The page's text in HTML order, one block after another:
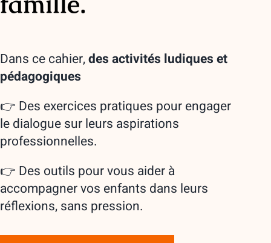
Dans ce cahier,desactivités ludiques et
pédagogiques
👉 Des exercices pratiques pour engager
le dialogue sur leurs aspirations
professionnelles.
👉 Des outils pour vous aider à
accompagner vos enfants dans leurs
réflexions, sans pression.